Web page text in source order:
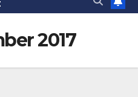
2017